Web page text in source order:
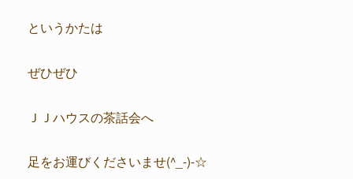
というかたは
ぜひぜひ
ＪＪハウスの茶話会へ
足をお運びくださいませ(^_-)-☆